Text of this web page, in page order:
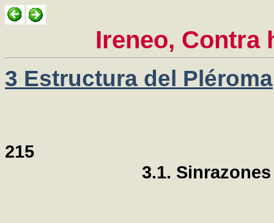
Ireneo, Contra
3 Estructura del Pléroma
215
3.1.